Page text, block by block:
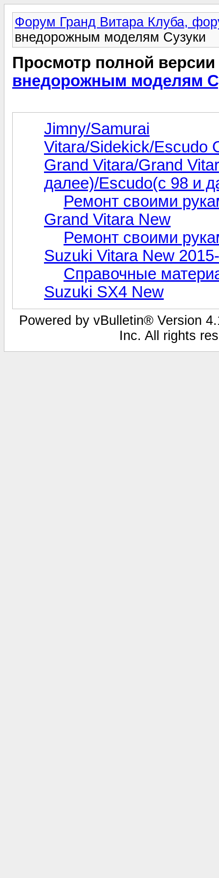
Форум Гранд Витара Клуба,
внедорожным моделям Сузуки
Просмотр полной
внедорожным моделям
Jimny/Samurai
Vitara/Sidekick/Escudo
Grand Vitara/Grand
далее)/Escudo(с 98 и
Ремонт своими
Grand Vitara New
Ремонт своими
Suzuki Vitara New
Справочные
Suzuki SX4 New
Powered by vBulletin® Version
Inc. All rights